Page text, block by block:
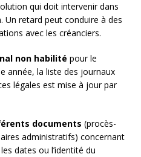
qui doit intervenir dans
Un retard peut conduire à des
avec les créanciers.
non habilité pour le
année, la liste des journaux
légales est mise à jour par
documents (procès-
administratifs) concernant
dates ou l’identité du